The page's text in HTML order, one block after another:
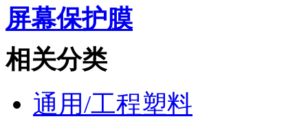
屏幕保护膜
相关分类
通用/工程塑料